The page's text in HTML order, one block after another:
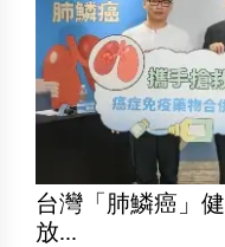
台灣「肺鱗癌」
放...